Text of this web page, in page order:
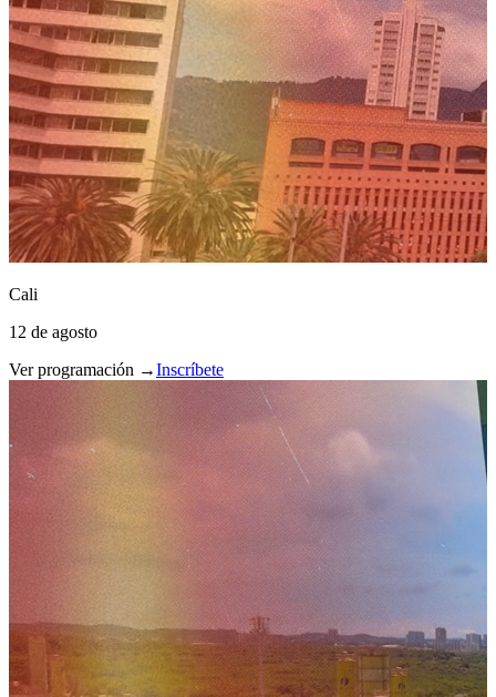
Cali
12 de agosto
Ver programación →Inscríbete